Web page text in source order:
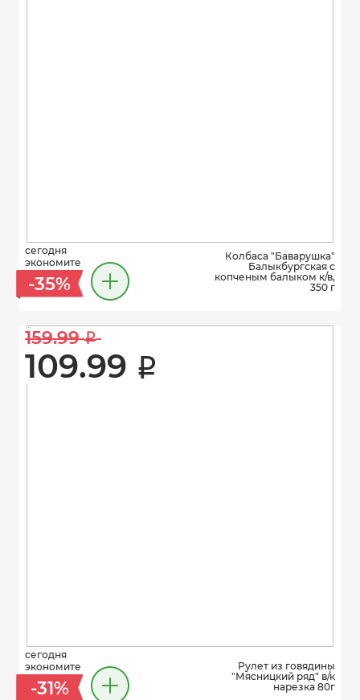
сегодня
экономите
-35%
Колбаса "Баварушка"
Балыкбургская с
копченым балыком к/в,
350 г
159.99 i
109.99 i
сегодня
экономите
-31%
Рулет из говядины
"Мясницкий ряд" в/к
нарезка 80г